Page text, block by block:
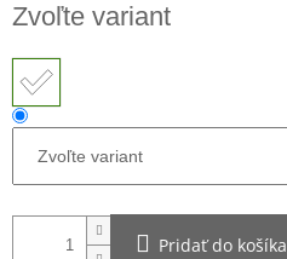
cena:
Zvoľte variant
Pridať do košíka